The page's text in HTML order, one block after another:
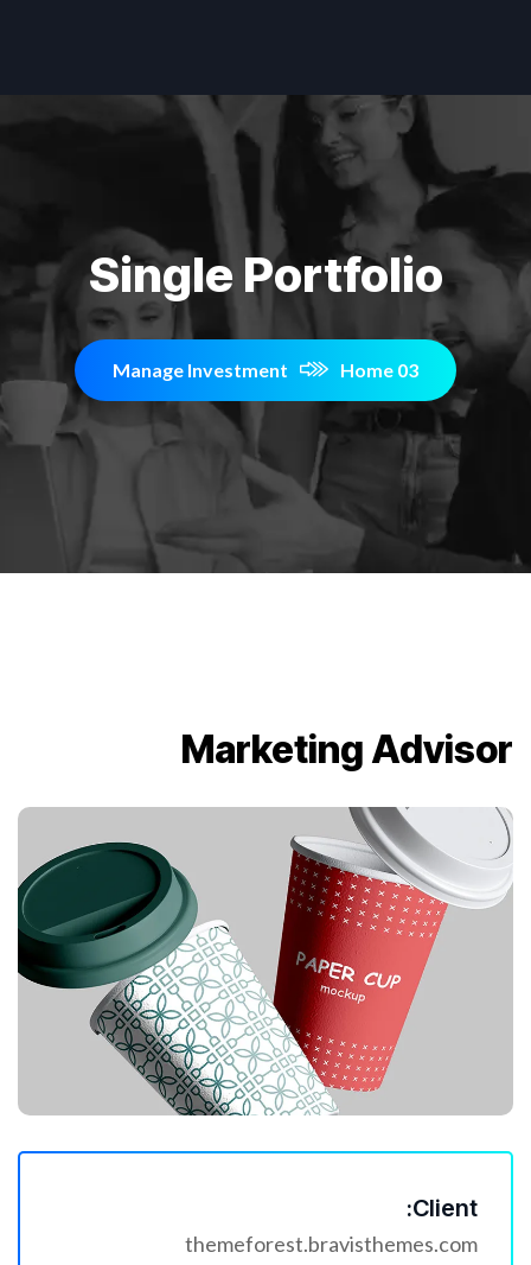
Single Portfolio
Home 03
Manage Investment
Marketing Advisor
Client:
themeforest.bravisthemes.com